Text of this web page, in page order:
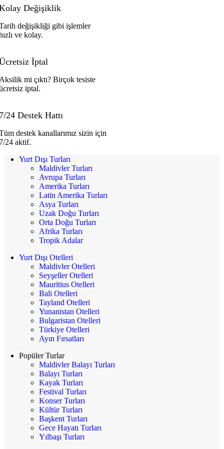
Değişiklik
değişikliği gibi işlemler
ve kolay.
İptal
mi çıktı? Birçok tesiste
iptal.
24 Destek Hattı
destek kanallarımız sizin için
24 aktif.
Yurt Dışı Turları
Maldivler Turları
Avrupa Turları
Amerika Turları
Latin Amerika Turları
Asya Turları
Uzak Doğu Turları
Orta Doğu Turları
Afrika Turları
Tropik Adalar
Yurt Dışı Otelleri
Maldivler Otelleri
Seyşeller Otelleri
Mauritius Otelleri
Bali Otelleri
Tayland Otelleri
Yunanistan Otelleri
Bulgaristan Otelleri
Türkiye Otelleri
Ayın Fırsatları
Popüler Turlar
Maldivler Balayı Turları
Balayı Turları
Kayak Turları
Festival Turları
Konser Turları
Kültür Turları
Başkent Turları
Gece Hayatı Turları
Yılbaşı Turları